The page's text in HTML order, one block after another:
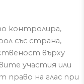
контролира,
със страна,
върху
участия или
право на глас при